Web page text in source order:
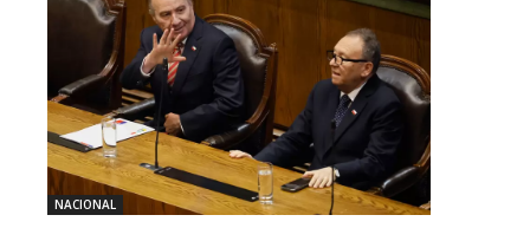
NACIONAL